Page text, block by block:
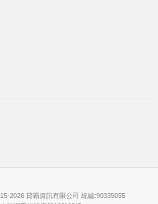
2026 貸霸資訊有限公司 統編:90335055